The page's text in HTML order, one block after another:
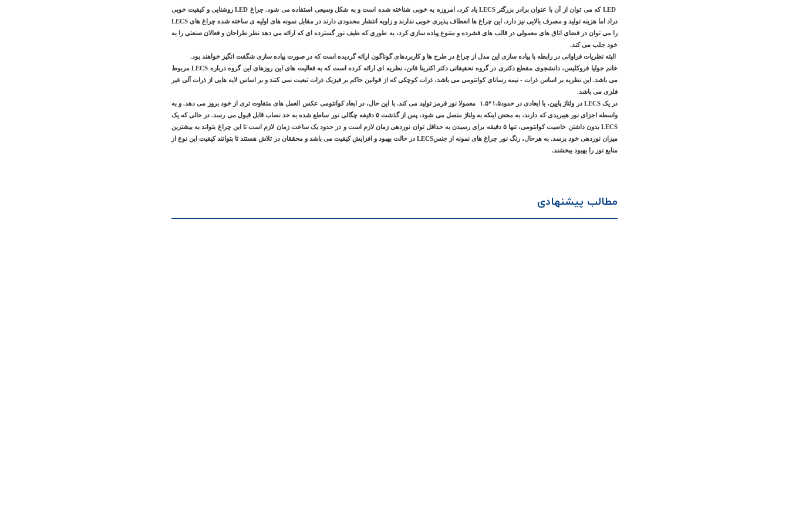
LED که می توان از آن با عنوان برادر بزرگتر LECS یاد کرد، امروزه به خوبی شناخته شده است و به شکل وسیعی استفاده می شود. چراغ LED روشنایی و کیفیت خوبی
دراد اما هزینه تولید و مصرف بالایی نیز دارد. این چراغ ها انعطاف پذیری خوبی ندارند و زاویه انتشار محدودی دارند در مقابل نمونه های اولیه ی ساخته شده چراغ های LECS
را می توان در فضای اتاق های معمولی در قالب های فشرده و متنوع پیاده سازی کرد، به طوری که طیف نور گسترده ای که ارائه می دهد نظر طراحان و فعالان صنعتی را به
خود جلب می کند.
البته نظریات فراوانی در رابطه با پیاده سازی این مدل از چراغ در طرح ها و کاربردهای گوناگون ارائه گردیده است که در صورت پیاده سازی شگفت انگیز خواهند بود.
خانم جولیا فروکلیس، دانشجوی مقطع دکتری در گروه تحقیقاتی دکتر اکترینا فانن، نظریه ای ارائه کرده است که به فعالیت های این روزهای این گروه درباره LECS مربوط
می باشد. این نظریه بر اساس ذرات - نیمه رسانای کوانتومی می باشد، ذرات کوچکی که از قوانین حاکم بر فیزیک ذرات تبعیت نمی کنند و بر اساس لایه هایی از ذرات آلی غیر
فلزی می باشد.
در یک LECS در ولتاژ پایین، با ابعادی در حدود۱.۵*۱.۵ معمولا نور قرمز تولید می کند. با این حال، در ابعاد کوانتومی عکس العمل های متفاوت تری از خود بروز می دهد. و به
واسطه اجزای نور هیبریدی که دارند، به محض اینکه به ولتاژ متصل می شود، پس از گذشت ۵ دقیقه چگالی نور ساطع شده به حد نصاب قابل قبول می رسد. در حالی که یک
LECS بدون داشتن خاصیت کوانتومی، تنها ۵ دقیقه برای رسیدن به حداقل توان نوردهی زمان لازم است و در حدود یک ساعت زمان لازم است تا این چراغ بتواند به بیشترین
میزان نوردهی خود برسد. به هرحال، رنگ نور چراغ های نمونه از جنسLECS در حالت بهبود و افزایش کیفیت می باشد و محققان در تلاش هستند تا بتوانند کیفیت این نوع از
منابع نور را بهبود ببخشند.
مطالب پیشنهادی